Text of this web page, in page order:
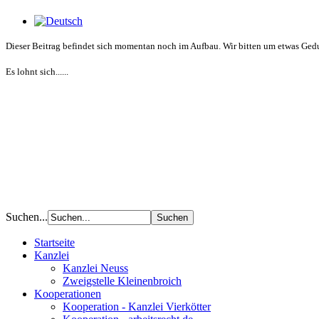
Dieser Beitrag befindet sich momentan noch im Aufbau. Wir bitten um etwas
Es lohnt sich......
Suchen...
Startseite
Kanzlei
Kanzlei Neuss
Zweigstelle Kleinenbroich
Kooperationen
Kooperation - Kanzlei Vierkötter